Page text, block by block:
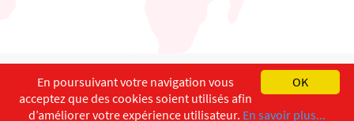
English Français
Copyright ©ISEC-AdW Aspects légaux
OK
En poursuivant votre navigation vous
acceptez que des cookies soient utilisés afin
d’améliorer votre expérience utilisateur. En savoir plus...